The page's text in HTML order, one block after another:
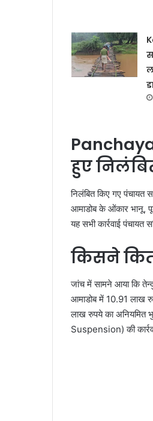
हुए
निलंबित किए गए पंचायत
आमाडोब के ओंकार भानू,
यह सभी कार्रवाई
किसने
जांच में सामने आया कि
आमाडोब में 10.91 लाख
लाख रुपये का अनियमित
Suspension) की